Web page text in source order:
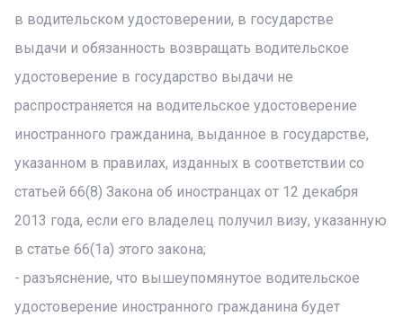
в водительском удостоверении, в государстве
выдачи и обязанность возвращать водительское
удостоверение в государство выдачи не
распространяется на водительское удостоверение
иностранного гражданина, выданное в государстве,
указанном в правилах, изданных в соответствии со
статьей 66(8) Закона об иностранцах от 12 декабря
2013 года, если его владелец получил визу, указанную
в статье 66(1a) этого закона;
- разъяснение, что вышеупомянутое водительское
удостоверение иностранного гражданина будет